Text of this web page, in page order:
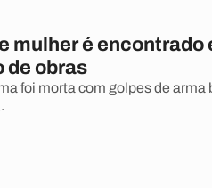
mulher é encontrado
de obras
foi morta com golpes de arma